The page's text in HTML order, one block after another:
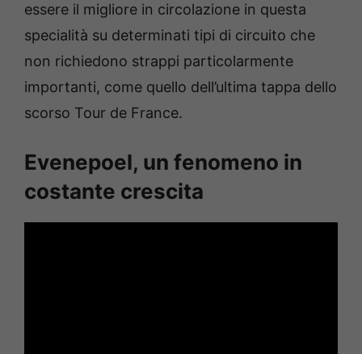
essere il migliore in circolazione in questa
specialità su determinati tipi di circuito che
non richiedono strappi particolarmente
importanti, come quello dell’ultima tappa dello
scorso Tour de France.
Evenepoel, un fenomeno in
costante crescita